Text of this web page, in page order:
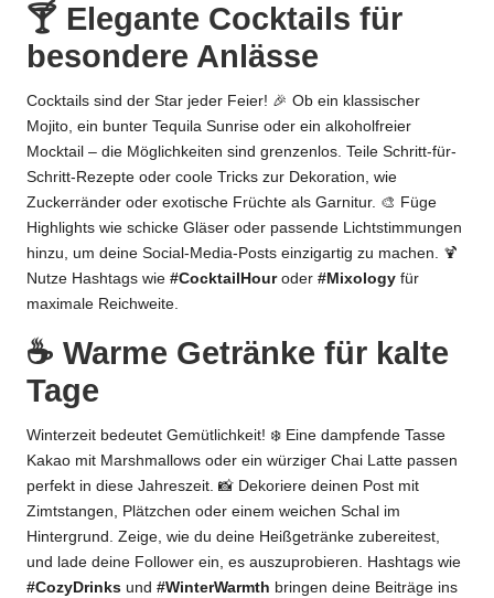
🍸 Elegante Cocktails für
besondere Anlässe
Cocktails sind der Star jeder Feier! 🎉 Ob ein klassischer
Mojito, ein bunter Tequila Sunrise oder ein alkoholfreier
Mocktail – die Möglichkeiten sind grenzenlos. Teile Schritt-für-
Schritt-Rezepte oder coole Tricks zur Dekoration, wie
Zuckerränder oder exotische Früchte als Garnitur. 🎨 Füge
Highlights wie schicke Gläser oder passende Lichtstimmungen
hinzu, um deine Social-Media-Posts einzigartig zu machen. 🍹
Nutze Hashtags wie #CocktailHouroder #Mixology für
maximale Reichweite.
☕ Warme Getränke für kalte
Tage
Winterzeit bedeutet Gemütlichkeit! ❄️ Eine dampfende Tasse
Kakao mit Marshmallows oder ein würziger Chai Latte passen
perfekt in diese Jahreszeit. 📸 Dekoriere deinen Post mit
Zimtstangen, Plätzchen oder einem weichen Schal im
Hintergrund. Zeige, wie du deine Heißgetränke zubereitest,
und lade deine Follower ein, es auszuprobieren. Hashtags wie
#CozyDrinks und #WinterWarmth bringen deine Beiträge ins